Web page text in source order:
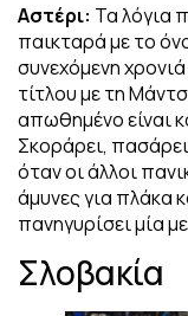
Αστέρι: Τα λόγια
παικταρά με το
συνεχόμενη
τίτλου με τη
απωθημένο είναι
Σκοράρει,
όταν οι άλλοι
άμυνες για πλάκα
πανηγυρίσει μία
Σλοβακία